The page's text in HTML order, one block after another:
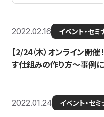
2022.02.16 イベント・セミ
【2/24（木）オンライン開
す仕組みの作り方〜事例
2022.01.24 イベント・セミ